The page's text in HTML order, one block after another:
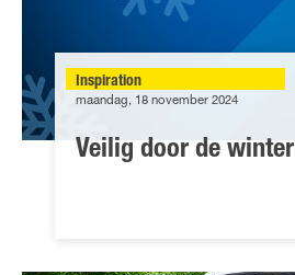
Inspiration
maandag, 18 november 2024
Veilig door de winter